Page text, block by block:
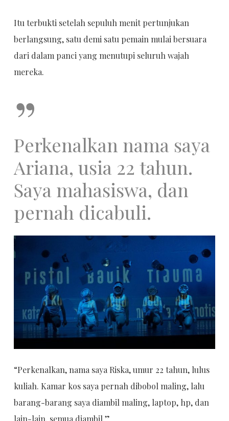
Itu terbukti setelah sepuluh menit pertunjukan
berlangsung, satu demi satu pemain mulai bersuara
dari dalam panci yang menutupi seluruh wajah
mereka.
”
Perkenalkan nama saya
Ariana, usia 22 tahun.
Saya mahasiswa, dan
pernah dicabuli.
“Perkenalkan, nama saya Riska, umur 22 tahun, lulus
kuliah. Kamar kos saya pernah dibobol maling, lalu
barang-barang saya diambil maling, laptop, hp, dan
lain-lain, semua diambil.”